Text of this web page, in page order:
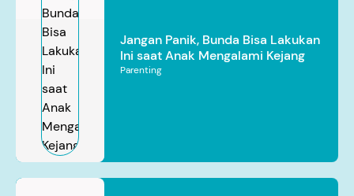
Jangan Panik, Bunda Bisa Lakukan
Ini saat Anak Mengalami Kejang
Parenting